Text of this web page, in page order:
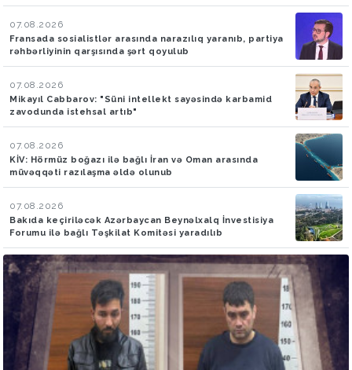
07.08.2026
Fransada sosialistlər arasında narazılıq yaranıb, partiya
rəhbərliyinin qarşısında şərt qoyulub
07.08.2026
Mikayıl Cabbarov: "Süni intellekt sayəsində karbamid
zavodunda istehsal artıb"
07.08.2026
KİV: Hörmüz boğazı ilə bağlı İran və Oman arasında
müvəqqəti razılaşma əldə olunub
07.08.2026
Bakıda keçiriləcək Azərbaycan Beynəlxalq İnvestisiya
Forumu ilə bağlı Təşkilat Komitəsi yaradılıb